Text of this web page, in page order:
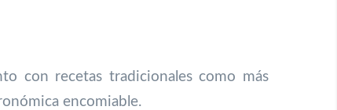
con recetas tradicionales como más
encomiable.